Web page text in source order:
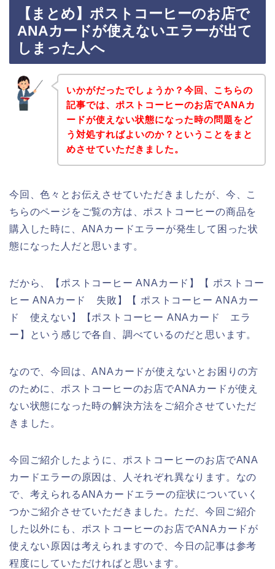
【まとめ】ポストコーヒーのお店で
ANAカードが使えないエラーが出て
しまった人へ
いかがだったでしょうか？今回、こちらの
記事では、ポストコーヒーのお店でANAカ
ードが使えない状態になった時の問題をど
う対処すればよいのか？ということをまと
めさせていただきました。
今回、色々とお伝えさせていただきましたが、今、こ
ちらのページをご覧の方は、ポストコーヒーの商品を
購入した時に、ANAカードエラーが発生して困った状
態になった人だと思います。
だから、【ポストコーヒー ANAカード】【 ポストコー
ヒー ANAカード 失敗】【 ポストコーヒー ANAカー
ド 使えない】【ポストコーヒー ANAカード エラ
ー】という感じで各自、調べているのだと思います。
なので、今回は、ANAカードが使えないとお困りの方
のために、ポストコーヒーのお店でANAカードが使え
ない状態になった時の解決方法をご紹介させていただ
きました。
今回ご紹介したように、ポストコーヒーのお店でANA
カードエラーの原因は、人それぞれ異なります。なの
で、考えられるANAカードエラーの症状についていく
つかご紹介させていただきました。ただ、今回ご紹介
した以外にも、ポストコーヒーのお店でANAカードが
使えない原因は考えられますので、今日の記事は参考
程度にしていただければと思います。